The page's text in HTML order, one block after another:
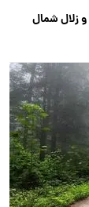
زلال شمال